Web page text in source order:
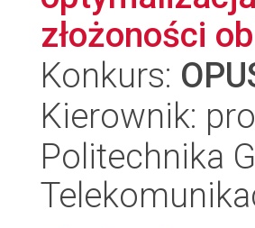
złożoności
Konkurs:
Kierownik:
Politechnika